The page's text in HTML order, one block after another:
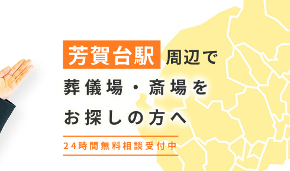
芳賀台駅 周辺で
葬儀場・斎場を
お探しの方へ
24時間無料相談受付中